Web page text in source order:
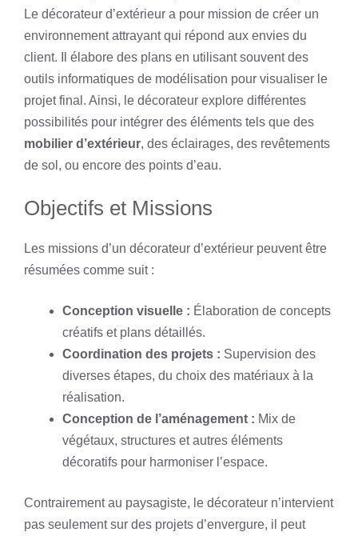
Le décorateur d’extérieur a pour mission de créer un
environnement attrayant qui répond aux envies du
client. Il élabore des plans en utilisant souvent des
outils informatiques de modélisation pour visualiser le
projet final. Ainsi, le décorateur explore différentes
possibilités pour intégrer des éléments tels que des
mobilier d’extérieur, des éclairages, des revêtements
de sol, ou encore des points d’eau.
Objectifs et Missions
Les missions d’un décorateur d’extérieur peuvent être
résumées comme suit :
Conception visuelle : Élaboration de concepts
créatifs et plans détaillés.
Coordination des projets : Supervision des
diverses étapes, du choix des matériaux à la
réalisation.
Conception de l’aménagement : Mix de
végétaux, structures et autres éléments
décoratifs pour harmoniser l’espace.
Contrairement au paysagiste, le décorateur n’intervient
pas seulement sur des projets d’envergure, il peut